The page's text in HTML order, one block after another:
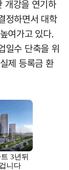
개강을 연기하
정하면서 대학
여가고 있다.
일수 단축을 위
제 등록금 환